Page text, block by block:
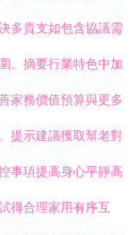
多貴支如包含協議需
。摘要行業特色中加
家務價值預算與更多
提示建議獲取幫老對
事項提高身心平靜高
得合理家用有序互